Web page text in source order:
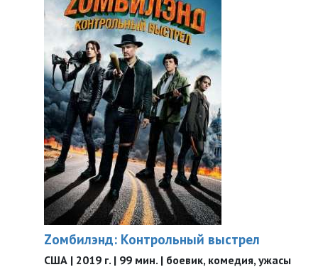
Zомбилэнд: Контрольный выстрел
США | 2019 г. | 99 мин. | боевик, комедия, ужасы